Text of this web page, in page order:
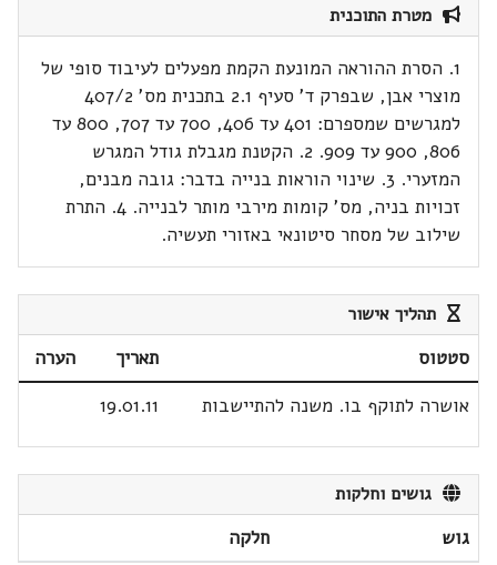
מטרת התוכנית
1. הסרת ההוראה המונעת הקמת מפעלים לעיבוד סופי של
מוצרי אבן, שבפרק ד' סעיף 2.1 בתכנית מס' 407/2
למגרשים שמספרם: 401 עד 406, 700 עד 707, 800 עד
806, 900 עד 909. 2. הקטנת מגבלת גודל המגרש
המזערי. 3. שינוי הוראות בנייה בדבר: גובה מבנים,
זכויות בניה, מס' קומות מירבי מותר לבנייה. 4. התרת
שילוב של מסחר סיטונאי באזורי תעשיה.
תהליך אישור
סטטוס תאריך
הערה
אושרה לתוקף בו. משנה להתיישבות
19.01.11
גושים וחלקות
גוש חלקה